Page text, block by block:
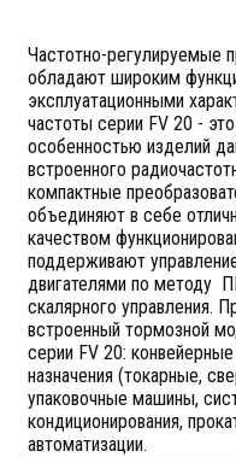
Частотно-регулируемые
обладают широким
эксплуатационными
частоты серии FV 20 -
особенностью изделий
встроенного
компактные
объединяют в себе
качеством
поддерживают
двигателями по методу
скалярного управления.
встроенный тормозной
серии FV 20:
назначения (токарные,
упаковочные машины,
кондиционирования,
автоматизации.